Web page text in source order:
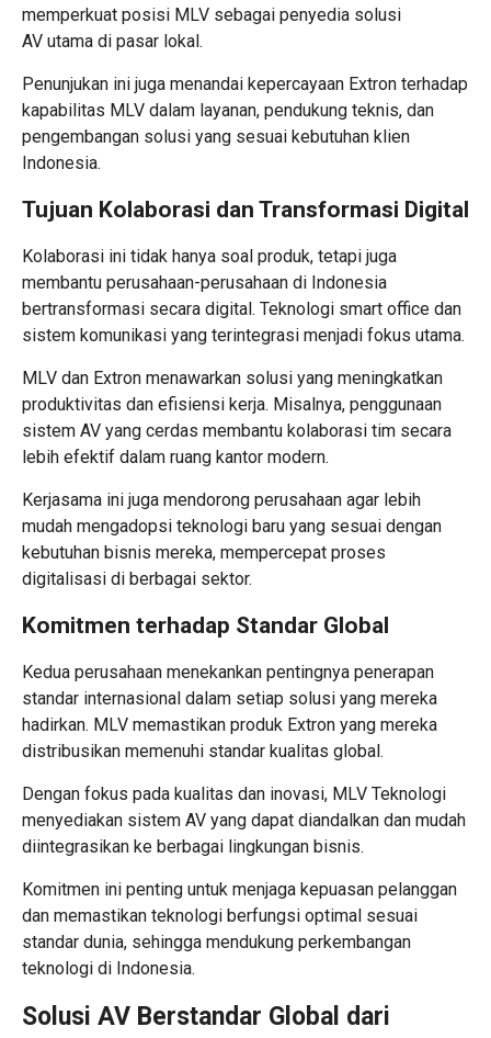
memperkuat posisi MLV sebagai penyedia solusi
AV utama di pasar lokal.
Penunjukan ini juga menandai kepercayaan Extron terhadap
kapabilitas MLV dalam layanan, pendukung teknis, dan
pengembangan solusi yang sesuai kebutuhan klien
Indonesia.
Tujuan Kolaborasi dan Transformasi Digital
Kolaborasi ini tidak hanya soal produk, tetapi juga
membantu perusahaan-perusahaan di Indonesia
bertransformasi secara digital. Teknologi smart office dan
sistem komunikasi yang terintegrasi menjadi fokus utama.
MLV dan Extron menawarkan solusi yang meningkatkan
produktivitas dan efisiensi kerja. Misalnya, penggunaan
sistem AV yang cerdas membantu kolaborasi tim secara
lebih efektif dalam ruang kantor modern.
Kerjasama ini juga mendorong perusahaan agar lebih
mudah mengadopsi teknologi baru yang sesuai dengan
kebutuhan bisnis mereka, mempercepat proses
digitalisasi di berbagai sektor.
Komitmen terhadap Standar Global
Kedua perusahaan menekankan pentingnya penerapan
standar internasional dalam setiap solusi yang mereka
hadirkan. MLV memastikan produk Extron yang mereka
distribusikan memenuhi standar kualitas global.
Dengan fokus pada kualitas dan inovasi, MLV Teknologi
menyediakan sistem AV yang dapat diandalkan dan mudah
diintegrasikan ke berbagai lingkungan bisnis.
Komitmen ini penting untuk menjaga kepuasan pelanggan
dan memastikan teknologi berfungsi optimal sesuai
standar dunia, sehingga mendukung perkembangan
teknologi di Indonesia.
Solusi AV Berstandar Global dari